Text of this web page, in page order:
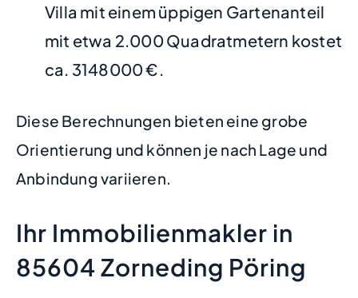
Villa mit einem üppigen Gartenanteil
mit etwa 2.000 Quadratmetern kostet
ca. 3148000 €.
Diese Berechnungen bieten eine grobe
Orientierung und können je nach Lage und
Anbindung variieren.
Ihr Immobilienmakler in
85604 Zorneding Pöring